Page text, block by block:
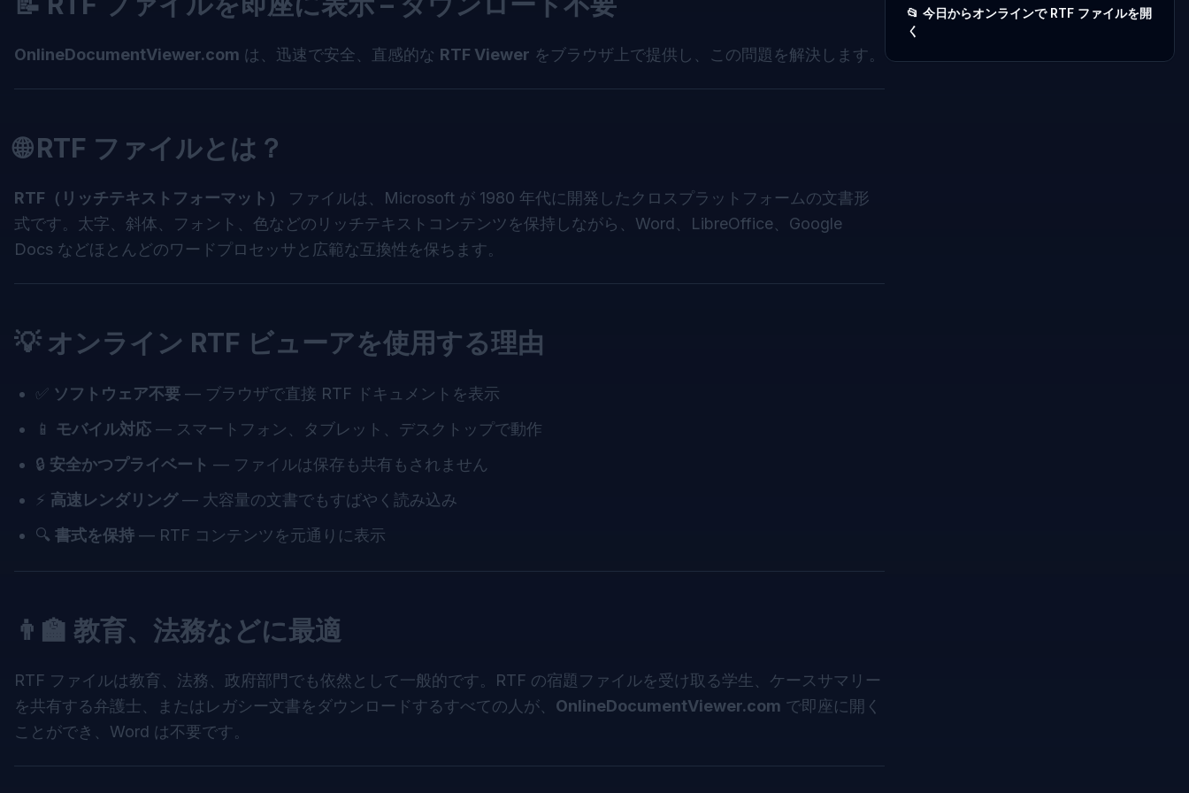
OnlineDocumentViewer.com は、迅速で安全、直感的な RTF Viewer をブラウザ上で提供し、この問題を解決します。
🌐 RTF ファイルとは？
RTF（リッチテキストフォーマット）
ファイルは、Microsoft が 1980 年代に開発したクロスプラットフォームの文書形
式です。太字、斜体、フォント、色などのリッチテキストコンテンツを保持しながら、Word、LibreOffice、Google
Docs などほとんどのワードプロセッサと広範な互換性を保ちます。
💡 オンライン RTF ビューアを使用する理由
✅ ソフトウェア不要 — ブラウザで直接 RTF ドキュメントを表示
📱 モバイル対応 — スマートフォン、タブレット、デスクトップで動作
🔒 安全かつプライベート — ファイルは保存も共有もされません
⚡ 高速レンダリング— 大容量の文書でもすばやく読み込み
🔍 書式を保持 — RTF コンテンツを元通りに表示
👨‍🏫 教育、法務などに最適
RTF ファイルは教育、法務、政府部門でも依然として一般的です。RTF の宿題ファイルを受け取る学生、ケースサマリー
を共有する弁護士、またはレガシー文書をダウンロードするすべての人が、 OnlineDocumentViewer.com で即座に開く
ことができ、Word は不要です。
📂 今日からオンラインで RTF ファイルを開
く